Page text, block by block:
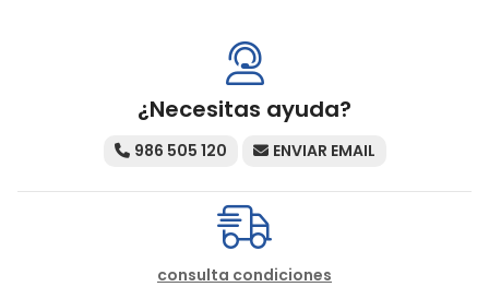
¿Necesitas ayuda?
986 505 120 ENVIAR EMAIL
consulta condiciones